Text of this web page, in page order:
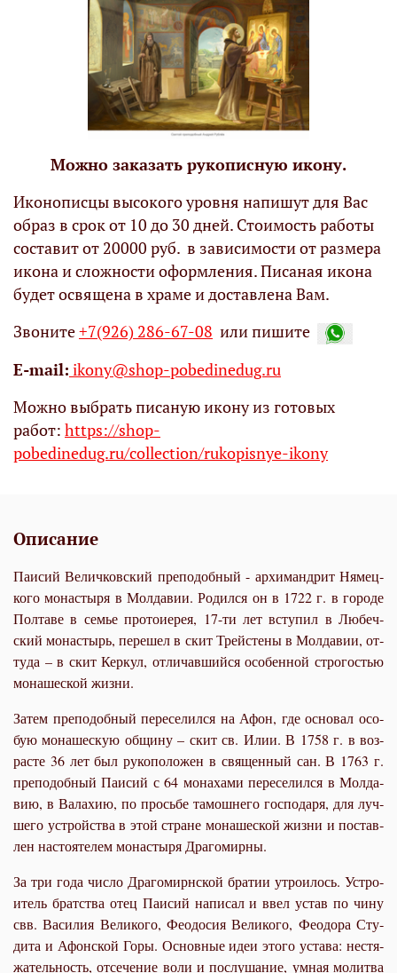
Можно заказать рукописную икону.
Иконописцы высокого уровня напишут для Вас
образ в срок от 10 до 30 дней. Стоимость работы
составит от 20000 руб. в зависимости от размера
икона и сложности оформления. Писаная икона
будет освящена в храме и доставлена Вам.
Звоните+7(926) 286-67-08 или пишите
Е-mail: ikony@shop-pobedinedug.ru
Можно выбрать писаную икону из готовых
работ: https://shop-
pobedinedug.ru/collection/rukopisnye-ikony
Описание
Паисий Величковский преподобный - ар­хи­манд­рит Ня­мец­
ко­го мо­на­сты­ря в Мол­да­вии. Ро­дил­ся он в 1722 г. в го­ро­де
Пол­та­ве в се­мье про­то­и­е­рея, 17-ти лет всту­пил в Лю­беч­
ский мо­на­стырь, пе­ре­шел в скит Трей­сте­ны в Мол­да­вии, от­
ту­да – в скит Кер­кул, от­ли­чав­ший­ся осо­бен­ной стро­го­стью
мо­на­ше­ской жиз­ни.
За­тем пре­по­доб­ный пе­ре­се­лил­ся на Афон, где ос­но­вал осо­
бую мо­на­ше­скую об­щи­ну – скит св. Илии. В 1758 г. в воз­
расте 36 лет был ру­ко­по­ло­жен в свя­щен­ный сан. В 1763 г.
пре­по­доб­ный Па­и­сий с 64 мо­на­ха­ми пе­ре­се­лил­ся в Мол­да­
вию, в Ва­ла­хию, по прось­бе та­мош­не­го гос­по­да­ря, для луч­
ше­го устрой­ства в этой стране мо­на­ше­ской жиз­ни и по­став­
лен на­сто­я­те­лем мо­на­сты­ря Дра­го­мир­ны.
За три го­да чис­ло Дра­го­мирн­ской бра­тии утро­и­лось. Устро­
и­тель брат­ства отец Па­и­сий на­пи­сал и ввел устав по чи­ну
свв. Ва­си­лия Ве­ли­ко­го, Фе­о­до­сия Ве­ли­ко­го, Фе­о­до­ра Сту­
ди­та и Афон­ской Го­ры. Ос­нов­ные идеи это­го уста­ва: нес­тя­
жа­тель­ность, от­се­че­ние во­ли и по­слу­ша­ние, ум­ная мо­лит­ва